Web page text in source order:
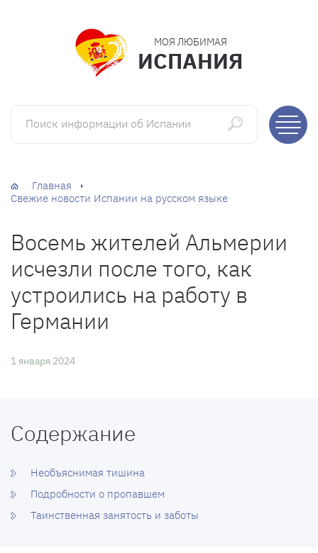
МОЯ ЛЮБИМАЯ
ИСПАНИЯ
Поиск информации об Испании
Главная
Свежие новости Испании на русском языке
Восемь жителей Альмерии
исчезли после того, как
устроились на работу в
Германии
1 января 2024
Содержание
Необъяснимая тишина
Подробности о пропавшем
Таинственная занятость и заботы